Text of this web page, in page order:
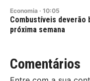
Economia · 10:05
Combustíveis deverão
próxima semana
Comentários